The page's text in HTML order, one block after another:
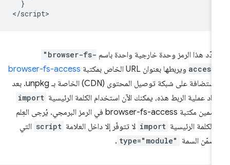
هذا الرمز وحدة خارجية واحدة باسم"browser-fs-
ويربطها بعنوان URL الخاص بمكتبة
browser-fs-access
المستضافة على شبكة توصيل المحتوى (CDN) الخاصة بـ unpkg. بعد
عملية الربط هذه، يمكنك الآن استخدام الكلمة الرئيسية import
لتضمين مكتبة browser-fs-access في الرمز البرمجي. يُرجى العِلم
الكلمة الرئيسية import لا تتوفّر إلا داخل العلامة script التي
السمة type="module"
.